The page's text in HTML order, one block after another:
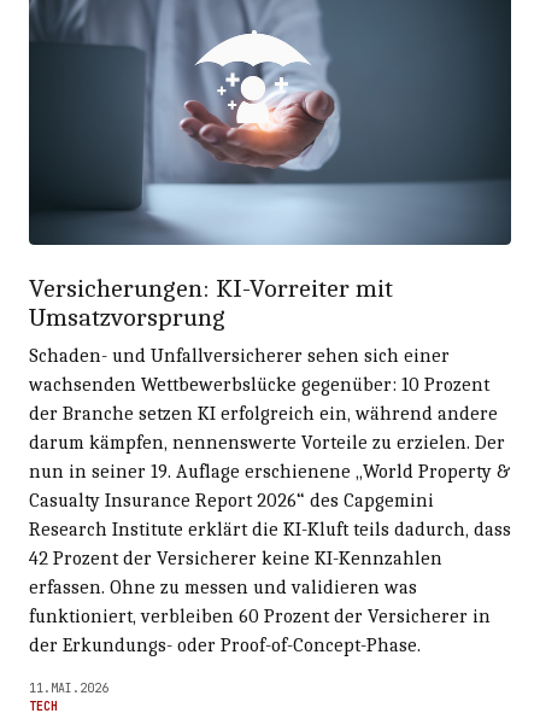
Versicherungen: KI-Vorreiter mit
Umsatzvorsprung
Schaden- und Unfallversicherer sehen sich einer
wachsenden Wettbewerbslücke gegenüber: 10 Prozent
der Branche setzen KI erfolgreich ein, während andere
darum kämpfen, nennenswerte Vorteile zu erzielen. Der
nun in seiner 19. Auflage erschienene „World Property &
Casualty Insurance Report 2026“ des Capgemini
Research Institute erklärt die KI-Kluft teils dadurch, dass
42 Prozent der Versicherer keine KI-Kennzahlen
erfassen. Ohne zu messen und validieren was
funktioniert, verbleiben 60 Prozent der Versicherer in
der Erkundungs- oder Proof-of-Concept-Phase.
11.MAI.2026
TECH